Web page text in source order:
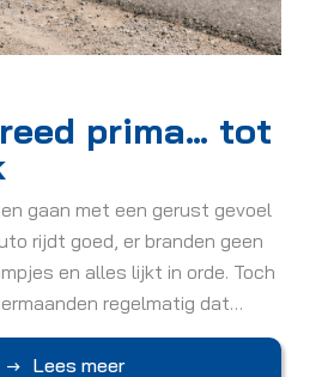
prima… tot
gaan met een gerust gevoel
rijdt goed, er branden geen
en alles lijkt in orde. Toch
regelmatig dat…
Lees meer